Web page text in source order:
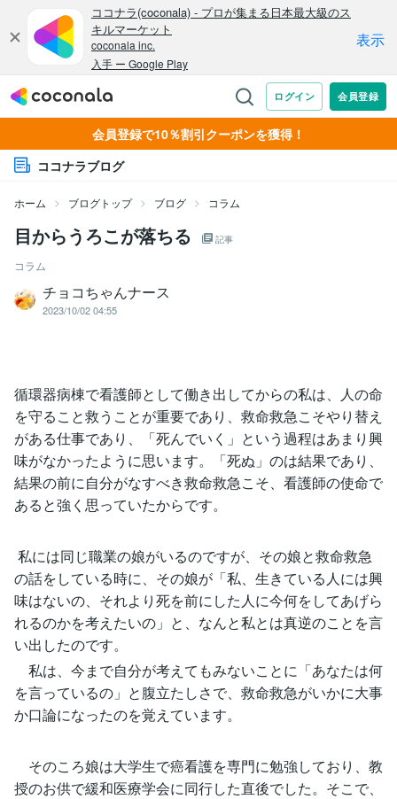
会員登録で10％割引クーポンを獲得！
ココナラブログ
ホーム ブログトップ ブログ コラム
目からうろこが落ちる 記事
コラム
チョコちゃんナース
2023/10/02 04:55
循環器病棟で看護師として働き出してからの私は、人の命
を守ること救うことが重要であり、救命救急こそやり替え
がある仕事であり、「死んでいく」という過程はあまり興
味がなかったように思います。「死ぬ」のは結果であり、
結果の前に自分がなすべき救命救急こそ、看護師の使命で
あると強く思っていたからです。
私には同じ職業の娘がいるのですが、その娘と救命救急
の話をしている時に、その娘が「私、生きている人には興
味はないの、それより死を前にした人に今何をしてあげら
れるのかを考えたいの」と、なんと私とは真逆のことを言
い出したのです。
私は、今まで自分が考えてもみないことに「あなたは何
を言っているの」と腹立たしさで、救命救急がいかに大事
か口論になったのを覚えています。
そのころ娘は大学生で癌看護を専門に勉強しており、教
授のお供で緩和医療学会に同行した直後でした。そこで、